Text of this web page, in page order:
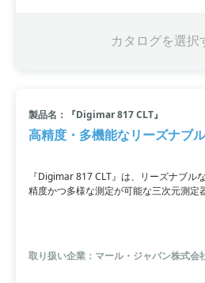
例を掲載しています。カタログを選択
製品名：『Digimar 817 CLT』
高精度・多機能なリーズナブ
『Digimar 817 CLT』は、リーズナブル
精度かつ多様な測定が可能な三次元測定
差・角度・直角度・真直度・平面度・偏
な測定項目を1台で実施できます。操作
メータによる測定から脱却し、高精度か
取り扱い企業：マール・ジャパン株式会